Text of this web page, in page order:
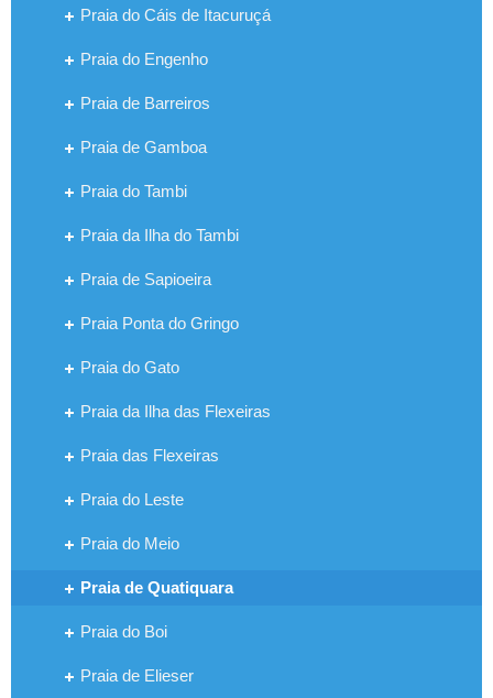
Praia do Cáis de Itacuruçá
Praia do Engenho
Praia de Barreiros
Praia de Gamboa
Praia do Tambi
Praia da Ilha do Tambi
Praia de Sapioeira
Praia Ponta do Gringo
Praia do Gato
Praia da Ilha das Flexeiras
Praia das Flexeiras
Praia do Leste
Praia do Meio
Praia de Quatiquara
Praia do Boi
Praia de Elieser